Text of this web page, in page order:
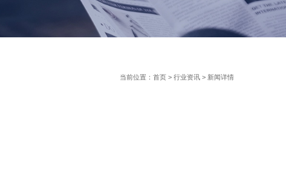
当前位置： 首页 > 行业资讯 > 新闻详情